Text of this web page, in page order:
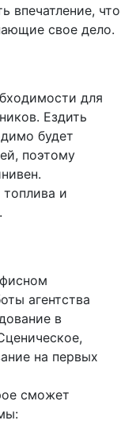
впечатление, что
свое дело.
для
Ездить
будет
поэтому
и
агентства
в
на первых
сможет